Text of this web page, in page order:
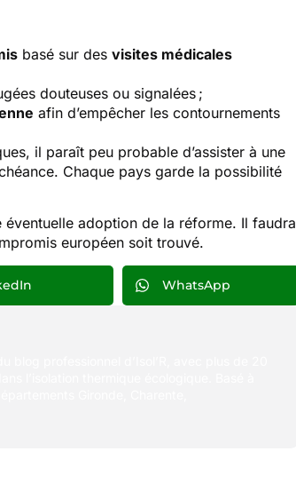
basé sur des visites médicales
douteuses ou signalées ;
afin d’empêcher les contournements
il paraît peu probable d’assister à une
Chaque pays garde la possibilité
éventuelle adoption de la réforme. Il faudra
européen soit trouvé.
WhatsApp